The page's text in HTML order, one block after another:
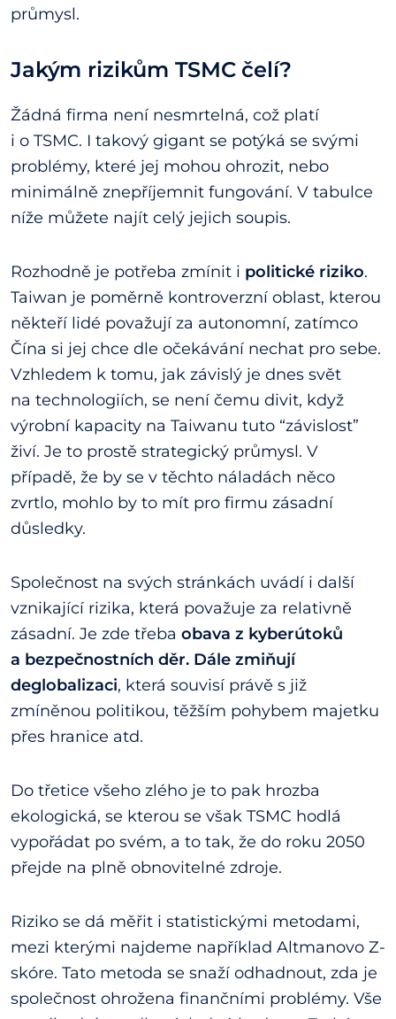
průmysl.
Jakým rizikům TSMC čelí?
Žádná firma není nesmrtelná, což platí
i o TSMC. I takový gigant se potýká se svými
problémy, které jej mohou ohrozit, nebo
minimálně znepříjemnit fungování. V tabulce
níže můžete najít celý jejich soupis.
Rozhodně je potřeba zmínit i politické riziko.
Taiwan je poměrně kontroverzní oblast, kterou
někteří lidé považují za autonomní, zatímco
Čína si jej chce dle očekávání nechat pro sebe.
Vzhledem k tomu, jak závislý je dnes svět
na technologiích, se není čemu divit, když
výrobní kapacity na Taiwanu tuto “závislost”
živí. Je to prostě strategický průmysl. V
případě, že by se v těchto náladách něco
zvrtlo, mohlo by to mít pro firmu zásadní
důsledky.
Společnost na svých stránkách uvádí i další
vznikající rizika, která považuje za relativně
zásadní. Je zde třeba obava z kyberútoků
a bezpečnostních děr. Dále zmiňují
deglobalizaci, která souvisí právě s již
zmíněnou politikou, těžším pohybem majetku
přes hranice atd.
Do třetice všeho zlého je to pak hrozba
ekologická, se kterou se však TSMC hodlá
vypořádat po svém, a to tak, že do roku 2050
přejde na plně obnovitelné zdroje.
Riziko se dá měřit i statistickými metodami,
mezi kterými najdeme například Altmanovo Z-
skóre. Tato metoda se snaží odhadnout, zda je
společnost ohrožena finančními problémy. Vše